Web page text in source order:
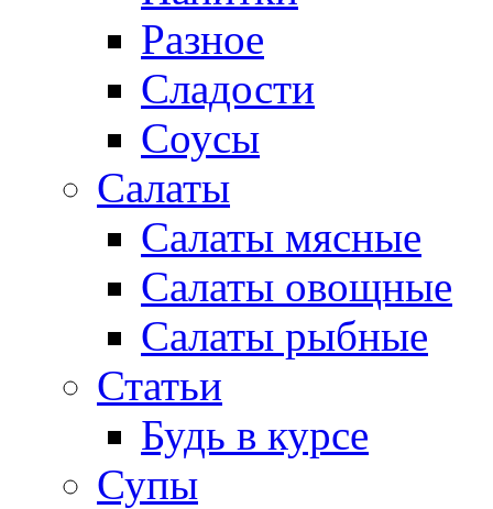
Разное
Сладости
Соусы
Салаты
Салаты мясные
Салаты овощные
Салаты рыбные
Статьи
Будь в курсе
Супы